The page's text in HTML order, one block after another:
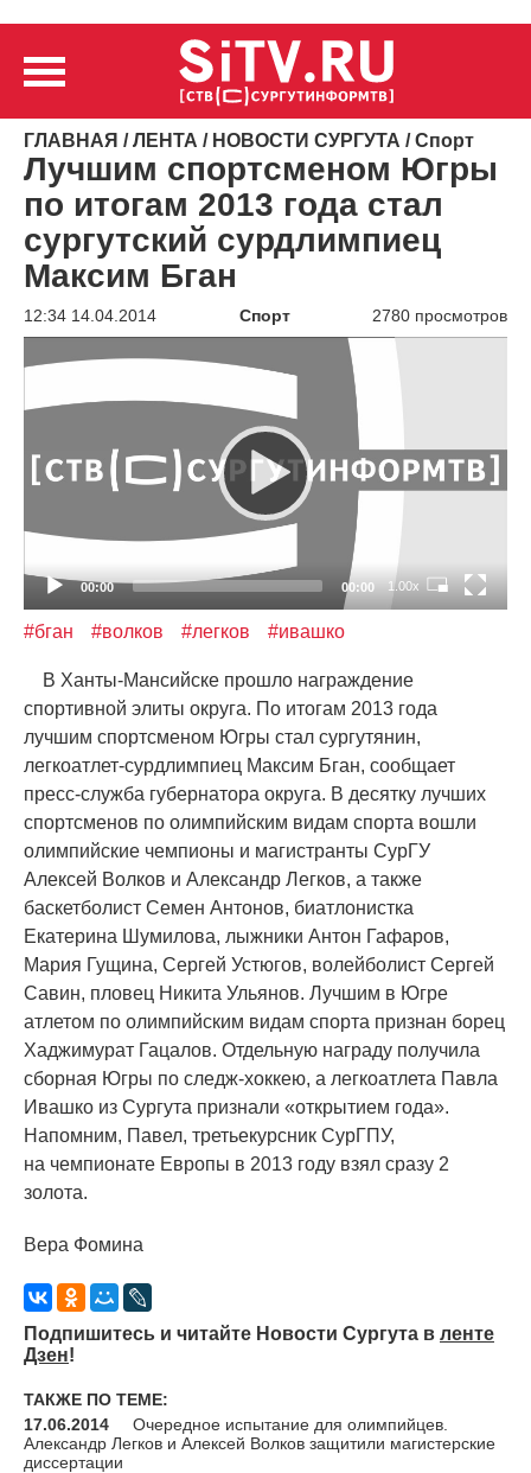
ГЛАВНАЯ /ЛЕНТА / НОВОСТИ СУРГУТА /Спорт
Лучшим спортсменом Югры
по итогам 2013 года стал
сургутский сурдлимпиец
Максим Бган
12:34 14.04.2014 Спорт 2780 просмотров
00:00 00:00 1.00x
#бган #волков #легков #ивашко
В Ханты-Мансийске прошло награждение
спортивной элиты округа. По итогам 2013 года
лучшим спортсменом Югры стал сургутянин,
легкоатлет-сурдлимпиец Максим Бган, сообщает
пресс-служба губернатора округа. В десятку лучших
спортсменов по олимпийским видам спорта вошли
олимпийские чемпионы и магистранты СурГУ
Алексей Волков и Александр Легков, а также
баскетболист Семен Антонов, биатлонистка
Екатерина Шумилова, лыжники Антон Гафаров,
Мария Гущина, Сергей Устюгов, волейболист Сергей
Савин, пловец Никита Ульянов. Лучшим в Югре
атлетом по олимпийским видам спорта признан борец
Хаджимурат Гацалов. Отдельную награду получила
сборная Югры по следж-хоккею, а легкоатлета Павла
Ивашко из Сургута признали «открытием года».
Напомним, Павел, третьекурсник СурГПУ,
на чемпионате Европы в 2013 году взял сразу 2
золота.
Вера Фомина
Подпишитесь и читайте Новости Сургута в ленте
Дзен!
ТАКЖЕ ПО ТЕМЕ:
17.06.2014
Очередное испытание для олимпийцев.
Александр Легков и Алексей Волков защитили магистерские
диссертации